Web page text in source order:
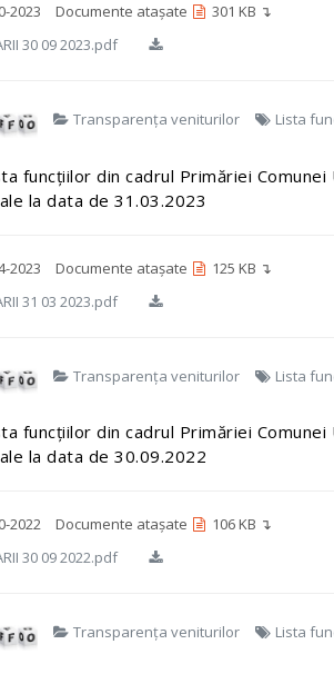
2023 Documente atașate
301 KB ↴
30 09 2023.pdf
Transparența veniturilor Lista
funcțiilor din cadrul Primăriei
la data de 31.03.2023
2023 Documente atașate
125 KB ↴
31 03 2023.pdf
Transparența veniturilor Lista
funcțiilor din cadrul Primăriei
la data de 30.09.2022
2022 Documente atașate
106 KB ↴
30 09 2022.pdf
Transparența veniturilor Lista